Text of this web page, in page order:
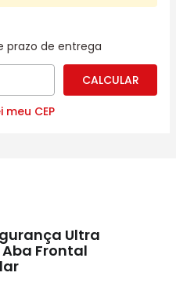
prazo de entrega
meu CEP
Ultra
Aba Frontal